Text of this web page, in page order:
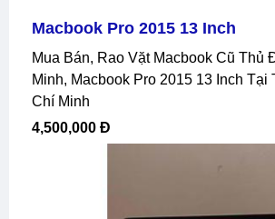
Macbook Pro 2015 13 Inch
Mua Bán, Rao Vặt Macbook Cũ Thủ Đức Hồ Chí
Minh, Macbook Pro 2015 13 Inch
Chí Minh
4,500,000 Đ